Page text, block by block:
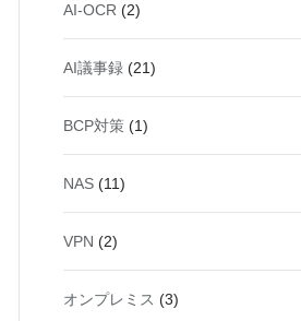
AI-OCR (2)
AI議事録 (21)
BCP対策 (1)
NAS (11)
VPN (2)
オンプレミス (3)